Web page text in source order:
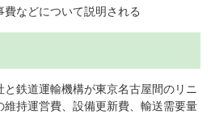
などについて説明される
鉄道運輸機構が東京名古屋間のリニ
維持運営費、設備更新費、輸送需要量